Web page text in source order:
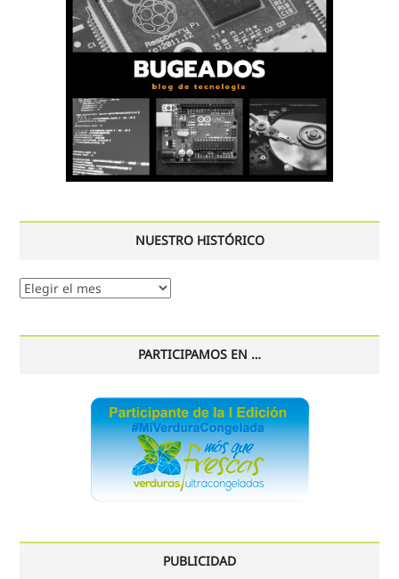
NUESTRO HISTÓRICO
Nuestro
PARTICIPAMOS EN …
PUBLICIDAD